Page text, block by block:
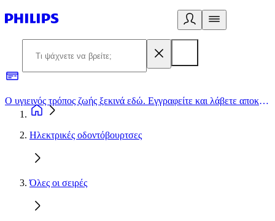
Ο υγιεινός τρόπος ζωής ξεκινά εδώ. Εγγραφείτε και λάβετε αποκλειστικές προσφορές
Ηλεκτρικές οδοντόβουρτσες
Όλες οι σειρές